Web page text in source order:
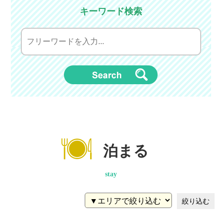
キーワード検索
泊まる
stay